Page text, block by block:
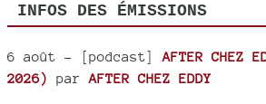
INFOS DES ÉMISSIONS
6 août - [podcast] AFTER CHEZ
2026)
par AFTER CHEZ EDDY